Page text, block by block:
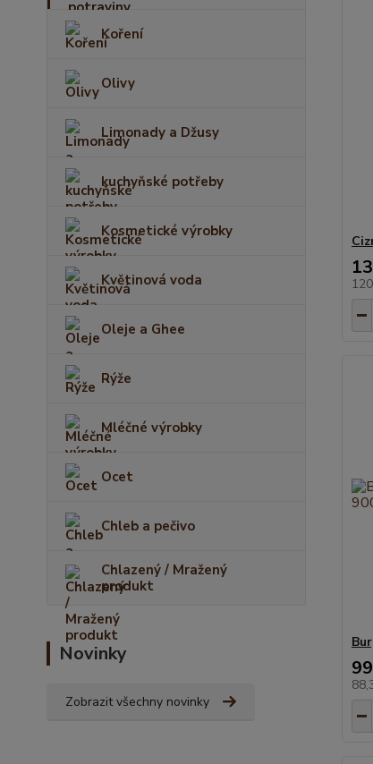
Koření
Olivy
Limonady a Džusy
kuchyňské potřeby
Kosmetické výrobky
Květinová voda
Oleje a Ghee
Rýže
Mléčné výrobky
Ocet
Chleb a pečivo
Chlazený / Mražený
produkt
Novinky
Zobrazit všechny novinky